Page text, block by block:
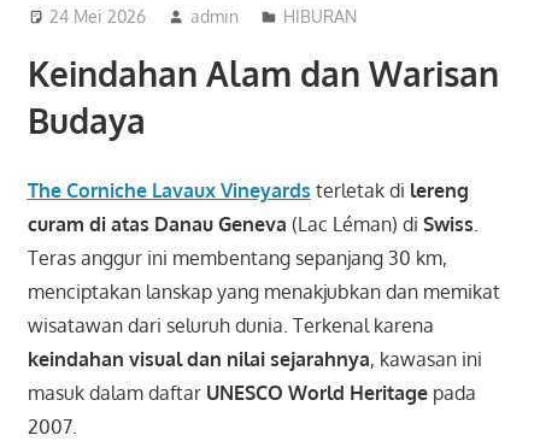
24 Mei 2026 admin HIBURAN
Keindahan Alam dan Warisan
Budaya
The Corniche Lavaux Vineyards terletak di lereng
curam di atas Danau Geneva (Lac Léman) di Swiss
Teras anggur ini membentang sepanjang 30 km,
menciptakan lanskap yang menakjubkan dan memikat
wisatawan dari seluruh dunia. Terkenal karena
keindahan visual dan nilai sejarahnya, kawasan ini
masuk dalam daftar UNESCO World Heritagepada
2007.